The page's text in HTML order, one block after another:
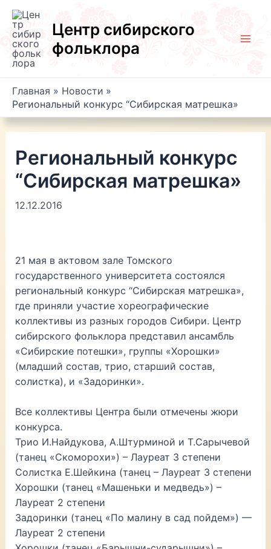
Перейти
содержимомуЦентр сибирского
фольклора
Главная
Новости
Региональный конкурс “Сибирская матрешка»
Региональный конкурс
“Сибирская матрешка»
12.12.2016
21 мая в актовом зале Томского
государственного университета состоялся
региональный конкурс “Сибирская матрешка»,
где приняли участие хореографические
коллективы из разных городов Сибири. Центр
сибирского фольклора представил ансамбль
«Сибирские потешки», группы «Хорошки»
(младший состав, трио, старший состав,
солистка), и «Задоринки».
Все коллективы Центра были отмечены жюри
конкурса.
Трио И.Найдукова, А.Штурминой и Т.Сарычевой
(танец «Скоморохи») – Лауреат 3 степени
Солистка Е.Шейкина (танец – Лауреат 3 степени
Хорошки (танец «Машеньки и медведь») –
Лауреат 2 степени
Задоринки (танец «По малину в сад пойдем») —
Лауреат 2 степени